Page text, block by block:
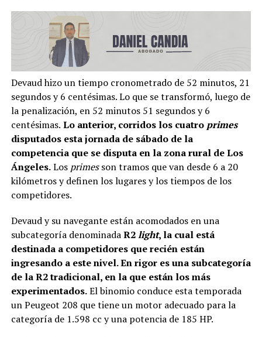
Devaud hizo un tiempo cronometrado de 52 minutos, 21
segundos y 6 centésimas. Lo que se transformó, luego de
la penalización, en 52 minutos 51 segundos y 6
centésimas. Lo anterior, corridos los cuatro primes
disputados esta jornada de sábado de la
competencia que se disputa en la zona rural de Los
Ángeles.Los primesson tramos que van desde 6 a 20
kilómetros y definen los lugares y los tiempos de los
competidores.
Devaud y su navegante están acomodados en una
subcategoría denominadaR2light, la cual está
destinada a competidores que recién están
ingresando a este nivel. En rigor es una subcategoría
de la R2 tradicional, en la que están los más
experimentados.El binomio conduce esta temporada
un Peugeot 208 que tiene un motor adecuado para la
categoría de 1.598 cc y una potencia de 185 HP.